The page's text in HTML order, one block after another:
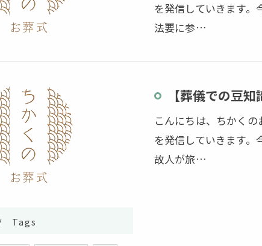
を発信していきます
法要に参…
【葬儀での豆
こんにちは、ちかく
を発信していきます
故人が旅…
Tags